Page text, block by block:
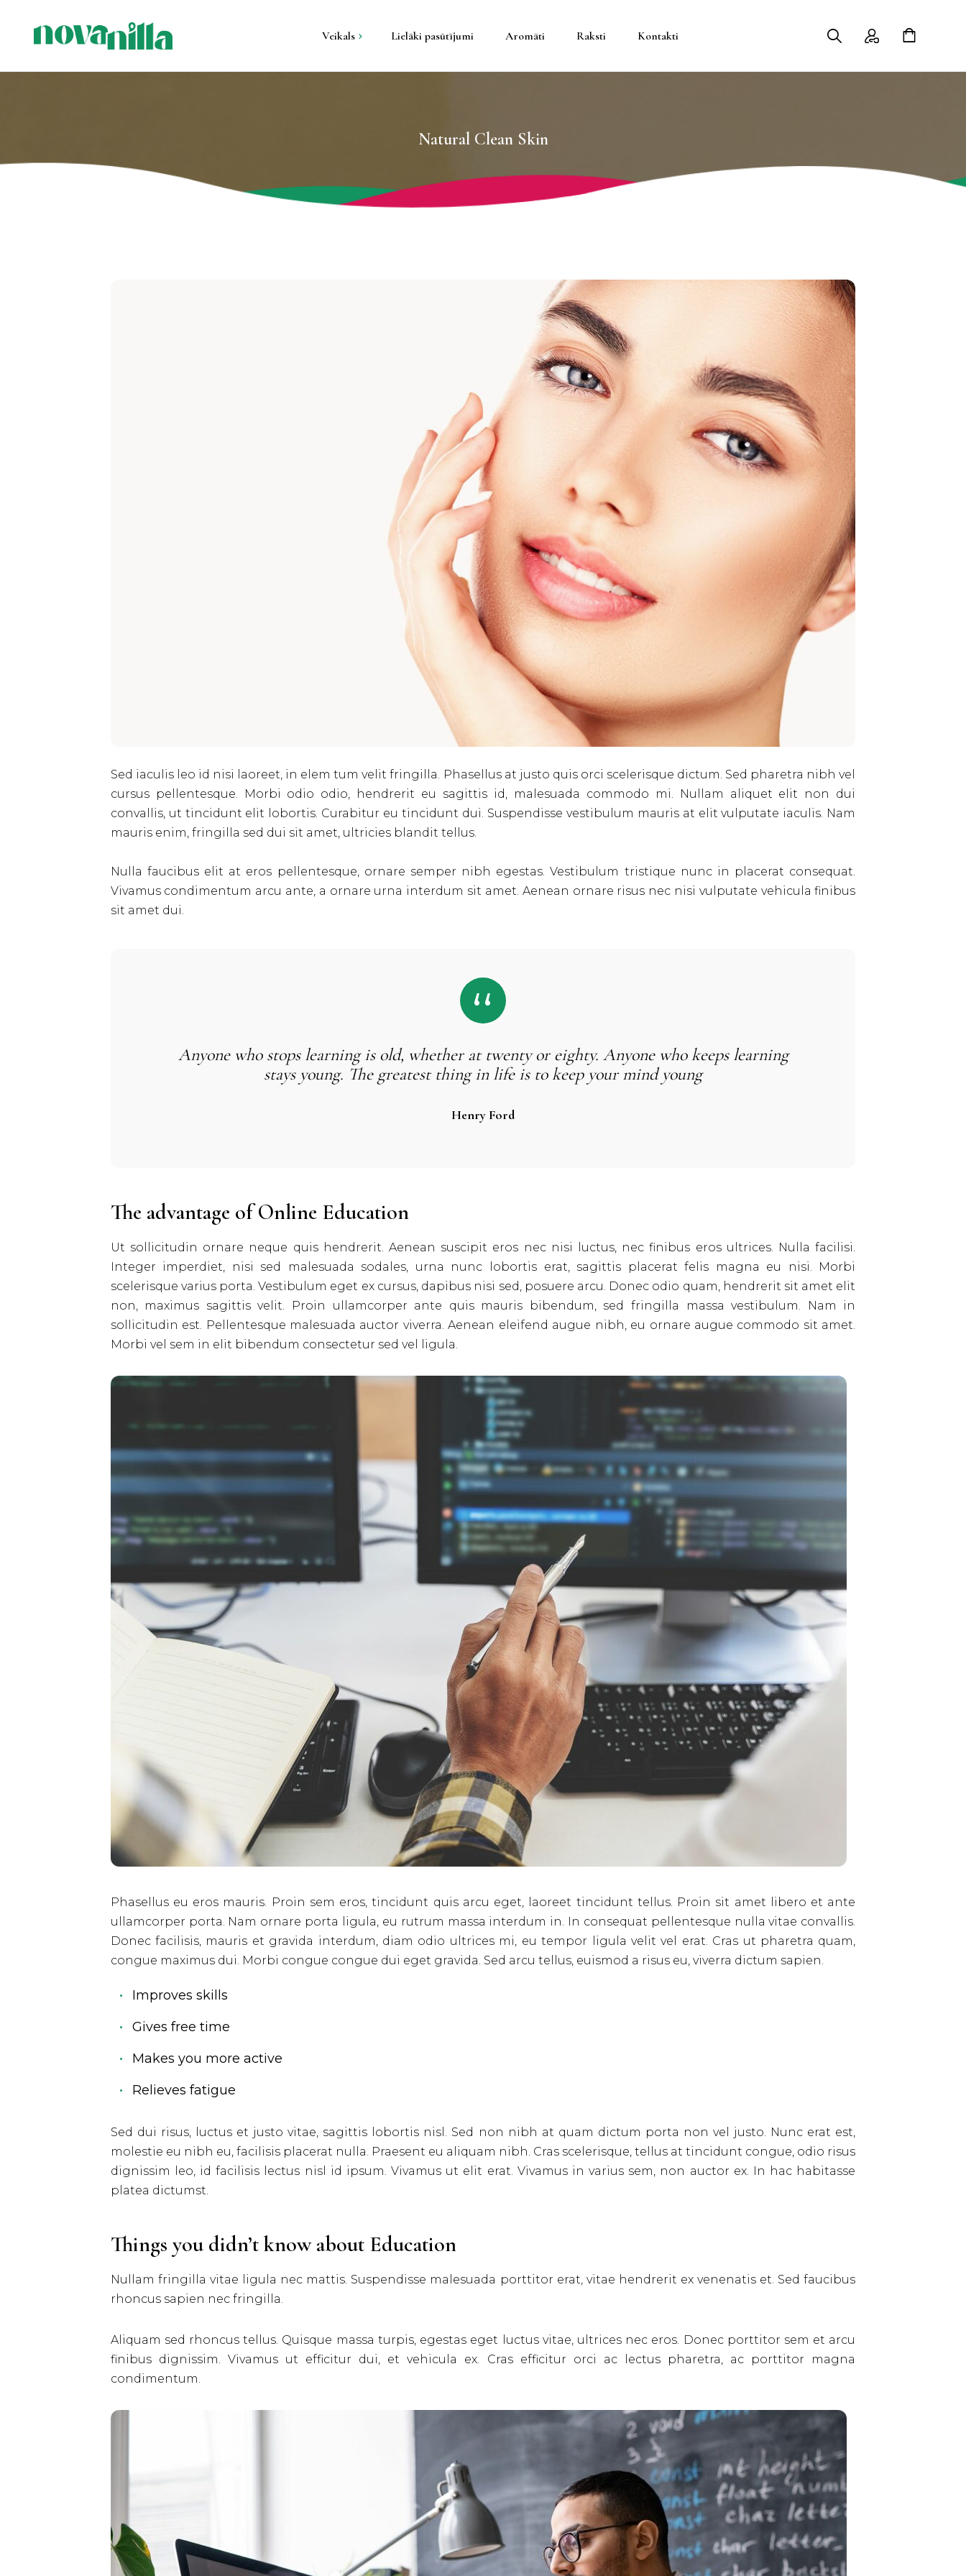
Veikals
sveces
Lielāki pasūtījumi Aromāti Raksti Kontakti
Natural Clean Skin
Sed iaculis leo id nisi laoreet, in elem tum velit fringilla. Phasellus at justo quis orci scelerisque dictum. Sed pharetra nibh vel
cursus pellentesque. Morbi odio odio, hendrerit eu sagittis id, malesuada commodo mi. Nullam aliquet elit non dui
convallis, ut tincidunt elit lobortis. Curabitur eu tincidunt dui. Suspendisse vestibulum mauris at elit vulputate iaculis. Nam
mauris enim, fringilla sed dui sit amet, ultricies blandit tellus.
Nulla faucibus elit at eros pellentesque, ornare semper nibh egestas. Vestibulum tristique nunc in placerat consequat.
Vivamus condimentum arcu ante, a ornare urna interdum sit amet. Aenean ornare risus nec nisi vulputate vehicula finibus
sit amet dui.
Anyone who stops learning is old, whether at twenty or eighty. Anyone who keeps learning
stays young. The greatest thing in life is to keep your mind young
Henry Ford
The advantage of Online Education
Ut sollicitudin ornare neque quis hendrerit. Aenean suscipit eros nec nisi luctus, nec finibus eros ultrices. Nulla facilisi.
Integer imperdiet, nisi sed malesuada sodales, urna nunc lobortis erat, sagittis placerat felis magna eu nisi. Morbi
scelerisque varius porta. Vestibulum eget ex cursus, dapibus nisi sed, posuere arcu. Donec odio quam, hendrerit sit amet elit
non, maximus sagittis velit. Proin ullamcorper ante quis mauris bibendum, sed fringilla massa vestibulum. Nam in
sollicitudin est. Pellentesque malesuada auctor viverra. Aenean eleifend augue nibh, eu ornare augue commodo sit amet.
Morbi vel sem in elit bibendum consectetur sed vel ligula.
Phasellus eu eros mauris. Proin sem eros, tincidunt quis arcu eget, laoreet tincidunt tellus. Proin sit amet libero et ante
ullamcorper porta. Nam ornare porta ligula, eu rutrum massa interdum in. In consequat pellentesque nulla vitae convallis.
Donec facilisis, mauris et gravida interdum, diam odio ultrices mi, eu tempor ligula velit vel erat. Cras ut pharetra quam,
congue maximus dui. Morbi congue congue dui eget gravida. Sed arcu tellus, euismod a risus eu, viverra dictum sapien.
Improves skills
Gives free time
Makes you more active
Relieves fatigue
Sed dui risus, luctus et justo vitae, sagittis lobortis nisl. Sed non nibh at quam dictum porta non vel justo. Nunc erat est,
molestie eu nibh eu, facilisis placerat nulla. Praesent eu aliquam nibh. Cras scelerisque, tellus at tincidunt congue, odio risus
dignissim leo, id facilisis lectus nisl id ipsum. Vivamus ut elit erat. Vivamus in varius sem, non auctor ex. In hac habitasse
platea dictumst.
Things you didn’t know about Education
Nullam fringilla vitae ligula nec mattis. Suspendisse malesuada porttitor erat, vitae hendrerit ex venenatis et. Sed faucibus
rhoncus sapien nec fringilla.
Aliquam sed rhoncus tellus. Quisque massa turpis, egestas eget luctus vitae, ultrices nec eros. Donec porttitor sem et arcu
finibus dignissim. Vivamus ut efficitur dui, et vehicula ex. Cras efficitur orci ac lectus pharetra, ac porttitor magna
condimentum.